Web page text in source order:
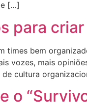
[…]
para
times bem
vozes, mais
cultura
o